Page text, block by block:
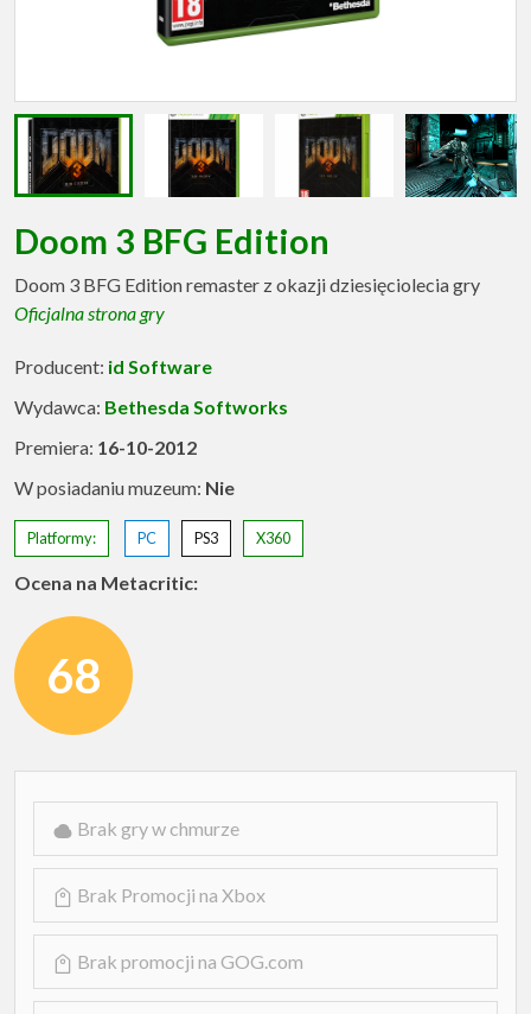
Doom 3 BFG Edition
Doom 3 BFG Edition remaster z okazji dziesięciolecia gry
Oficjalna strona gry
Producent: id Software
Wydawca: Bethesda Softworks
Premiera: 16-10-2012
W posiadaniu muzeum: Nie
Platformy: PC PS3 X360
Ocena na Metacritic:
68
Brak gry w chmurze
Brak Promocji na Xbox
Brak promocji na GOG.com